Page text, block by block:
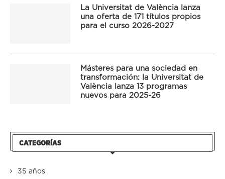
La Universitat de València lanza
una oferta de 171 títulos propios
para el curso 2026-2027
Másteres para una sociedad en
transformación: la Universitat de
València lanza 13 programas
nuevos para 2025-26
CATEGORÍAS
35 años